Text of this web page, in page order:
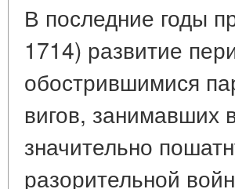
В последние годы
1714) развитие
обострившимися
вигов, занимавших
значительно
разорительной